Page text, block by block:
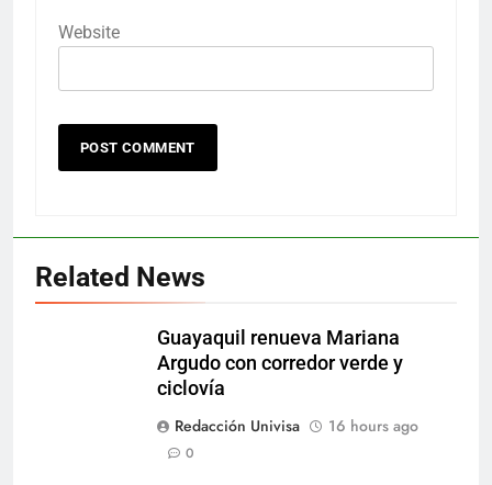
Website
Related News
Guayaquil renueva Mariana
Argudo con corredor verde y
ciclovía
Redacción Univisa
16 hours ago
0